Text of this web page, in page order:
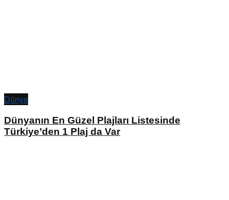
Dünya
Dünyanın En Güzel Plajları Listesinde
Türkiye’den 1 Plaj da Var